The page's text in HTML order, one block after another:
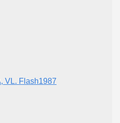
VL. Flash1987